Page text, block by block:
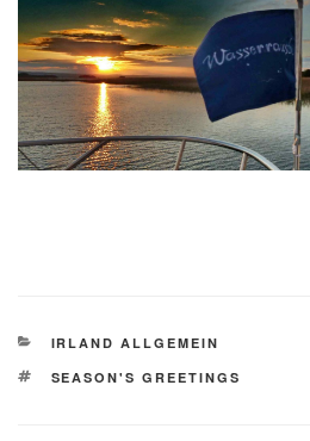
KATEGORIEN
IRLAND ALLGEMEIN
SCHLAGWÖRTER
SEASON'S GREETINGS